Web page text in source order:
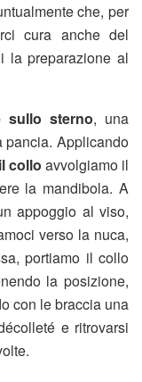
che, per
cura anche del
la preparazione al
sullo sterno, una
pancia. Applicando
collo avvolgiamo il
la mandibola. A
appoggio al viso,
verso la nuca,
portiamo il collo
la posizione,
con le braccia una
e ritrovarsi